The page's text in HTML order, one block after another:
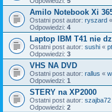
Amilo Notebook Xi
Ostatni post autor: ryszard «
Odpowiedzi: 4
Laptop IBM T41 nie
Ostatni post autor: sushi «
Odpowiedzi: 3
VHS NA DVD
Ostatni post autor: rallus «
Odpowiedzi: 1
STERY na XP2000
Ostatni post autor: szajba72
Odpowiedzi: 2